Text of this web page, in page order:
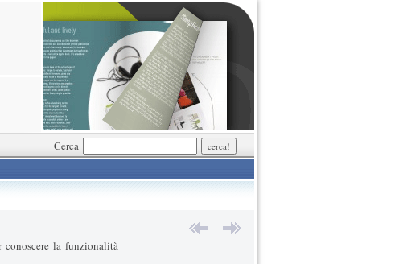
Cerca
conoscere la funzionalità